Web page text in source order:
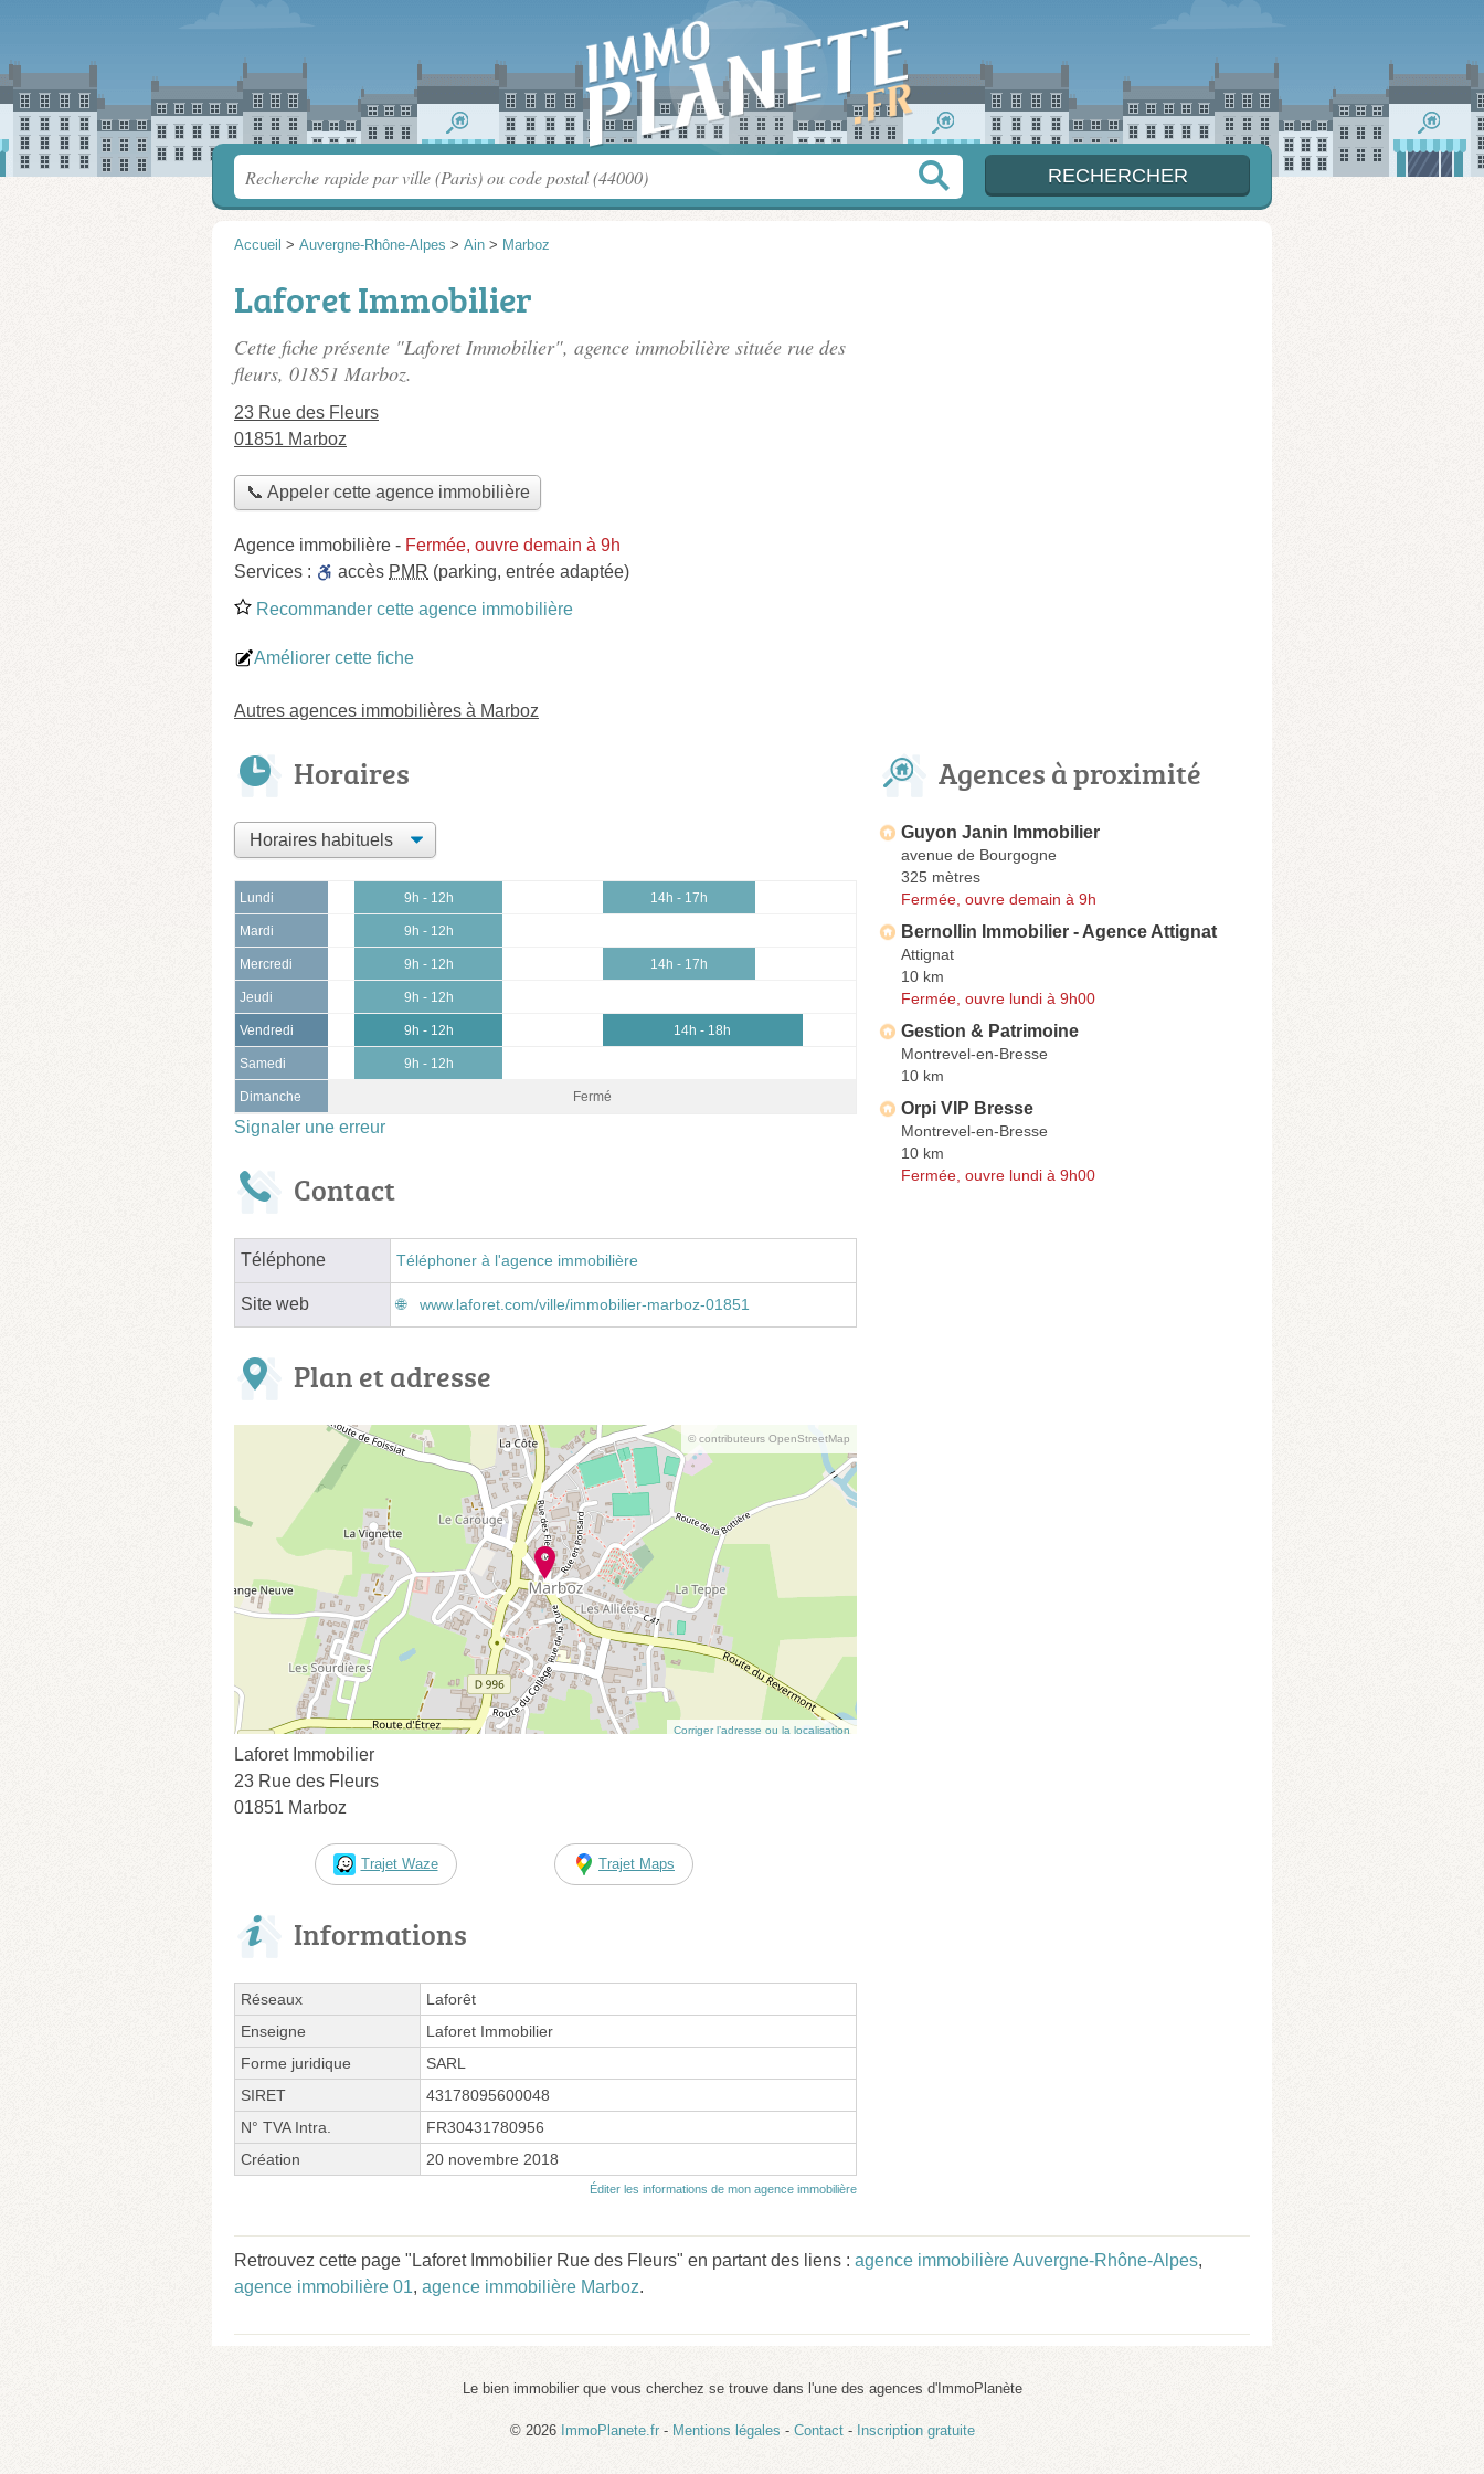
Accueil > Auvergne-Rhône-Alpes > Ain > Marboz
Laforet Immobilier
Cette fiche présente "Laforet Immobilier", agence immobilière située rue des
fleurs, 01851 Marboz.
23 Rue des Fleurs
01851 Marboz
📞 Appeler cette agence immobilière
Agence immobilière - Fermée, ouvre demain à 9h
Services :
accès PMR (parking, entrée adaptée)
Recommander cette agence immobilière
Améliorer cette fiche
Autres agences immobilières à Marboz
Horaires
Lundi 9h - 12h 14h - 17h
Mardi 9h - 12h
Mercredi 9h - 12h 14h - 17h
Jeudi 9h - 12h
Vendredi 9h - 12h 14h - 18h
Samedi 9h - 12h
Dimanche Fermé
Signaler une erreur
Contact
Téléphone Téléphoner à l'agence immobilière
Site web www.laforet.com/ville/immobilier-marboz-01851
Plan et adresse
© contributeurs OpenStreetMap
Corriger l’adresse ou la localisation
Laforet Immobilier
23 Rue des Fleurs
01851 Marboz
Trajet Waze Trajet Maps
Informations
Réseaux
Laforêt
Enseigne
Laforet Immobilier
Forme juridique
SARL
SIRET
43178095600048
N° TVA Intra.
FR30431780956
Création
20 novembre 2018
Éditer les informations de mon agence immobilière
Agences à proximité
Guyon Janin Immobilier
avenue de Bourgogne
325 mètres
Fermée, ouvre demain à 9h
Bernollin Immobilier - Agence Attignat
Attignat
10 km
Fermée, ouvre lundi à 9h00
Gestion & Patrimoine
Montrevel-en-Bresse
10 km
Orpi VIP Bresse
Montrevel-en-Bresse
10 km
Fermée, ouvre lundi à 9h00
Retrouvez cette page "Laforet Immobilier Rue des Fleurs" en partant des liens : agence immobilière Auvergne-Rhône-Alpes,
agence immobilière 01, agence immobilière Marboz.
Le bien immobilier que vous cherchez se trouve dans l'une des agences d'ImmoPlanète
© 2026 ImmoPlanete.fr - Mentions légales - Contact- Inscription gratuite